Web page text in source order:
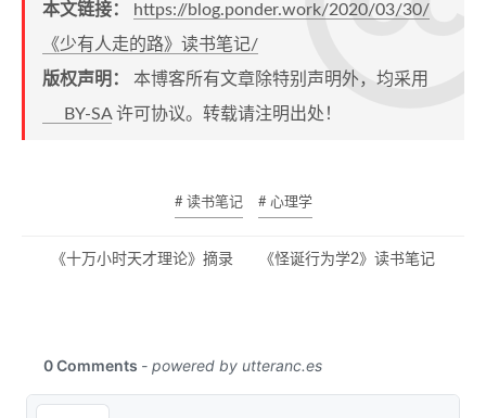
本文链接：
https://blog.ponder.work/2020/03/30/
《少有人走的路》读书笔记/
版权声明： 本博客所有文章除特别声明外，均采用
BY-SA许可协议。转载请注明出处！
# 读书笔记 # 心理学
《十万小时天才理论》摘录 《怪诞行为学2》读书笔记